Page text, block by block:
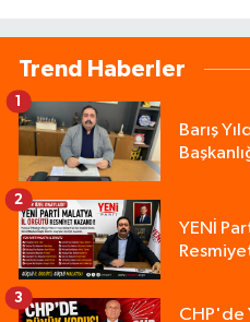
Trend Haberler
Barış
1
YENİ
2
CHP'de
3